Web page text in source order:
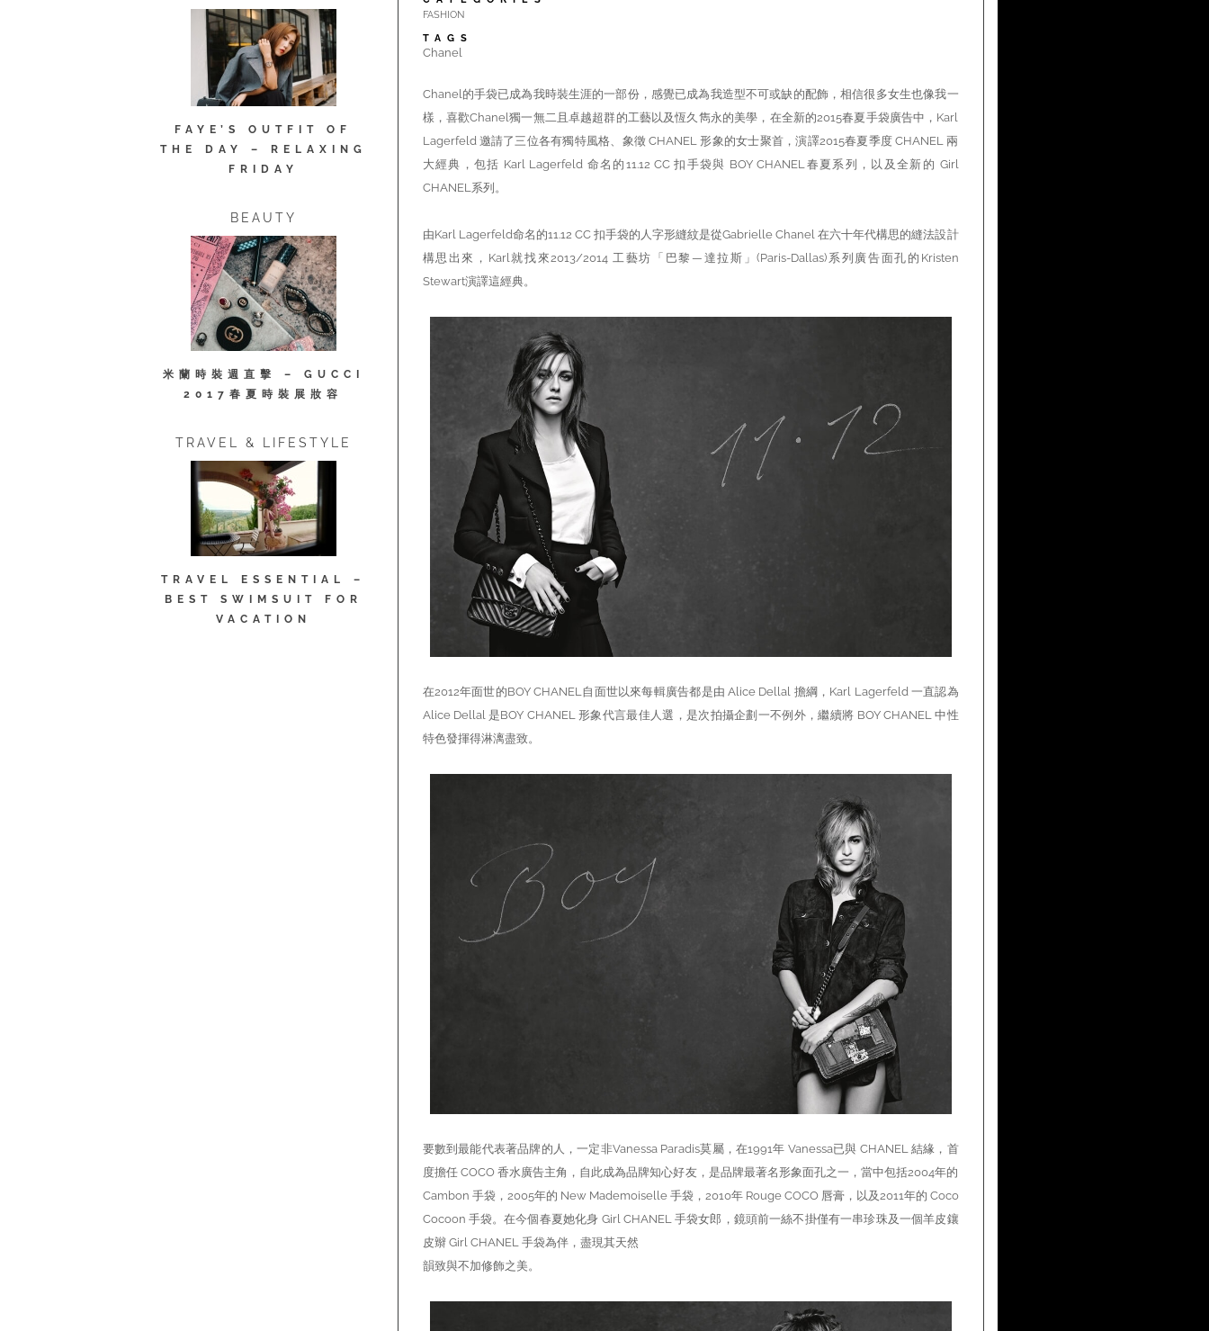
FAYE’S OUTFIT OF
THE DAY – RELAXING
FRIDAY
BEAUTY
米蘭時裝週直擊 – GUCCI
2017春夏時裝展妝容
TRAVEL & LIFESTYLE
TRAVEL ESSENTIAL –
BEST SWIMSUIT FOR
VACATION
FASHION
TAGS
Chanel
Chanel的手袋已成為我時裝生涯的一部份，感覺已成為我造型不可或缺的配飾，相信很多女生也像我一
樣，喜歡Chanel獨一無二且卓越超群的工藝以及恆久雋永的美學，在全新的2015春夏手袋廣告中，Karl
Lagerfeld 邀請了三位各有獨特風格、象徵 CHANEL 形象的女士聚首，演譯2015春夏季度 CHANEL 兩
大經典，包括 Karl Lagerfeld 命名的11.12 CC 扣手袋與 BOY CHANEL春夏系列，以及全新的 Girl
CHANEL系列。
由Karl Lagerfeld命名的11.12 CC 扣手袋的人字形縫紋是從Gabrielle Chanel 在六十年代構思的縫法設計
構思出來，Karl就找來2013/2014 工藝坊「巴黎—達拉斯」(Paris-Dallas)系列廣告面孔的Kristen
Stewart演譯這經典。
在2012年面世的BOY CHANEL自面世以來每輯廣告都是由 Alice Dellal 擔綱，Karl Lagerfeld 一直認為
Alice Dellal 是BOY CHANEL 形象代言最佳人選，是次拍攝企劃一不例外，繼續將 BOY CHANEL 中性
特色發揮得淋漓盡致。
要數到最能代表著品牌的人，一定非Vanessa Paradis莫屬，在1991年 Vanessa已與 CHANEL 結緣，首
度擔任 COCO 香水廣告主角，自此成為品牌知心好友，是品牌最著名形象面孔之一，當中包括2004年的
Cambon 手袋，2005年的 New Mademoiselle 手袋，2010年 Rouge COCO 唇膏，以及2011年的 Coco
Cocoon 手袋。在今個春夏她化身 Girl CHANEL 手袋女郎，鏡頭前一絲不掛僅有一串珍珠及一個羊皮鑲
皮辮 Girl CHANEL 手袋為伴，盡現其天然
韻致與不加修飾之美。